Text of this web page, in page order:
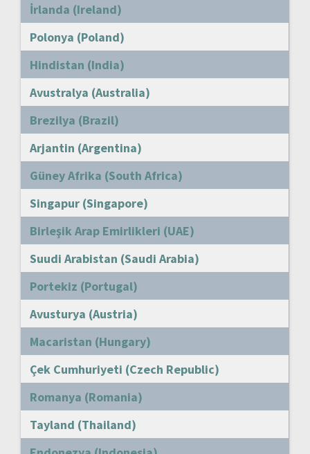
İrlanda (Ireland)
Polonya (Poland)
Hindistan (India)
Avustralya (Australia)
Brezilya (Brazil)
Arjantin (Argentina)
Güney Afrika (South Africa)
Singapur (Singapore)
Birleşik Arap Emirlikleri (UAE)
Suudi Arabistan (Saudi Arabia)
Portekiz (Portugal)
Avusturya (Austria)
Macaristan (Hungary)
Çek Cumhuriyeti (Czech Republic)
Romanya (Romania)
Tayland (Thailand)